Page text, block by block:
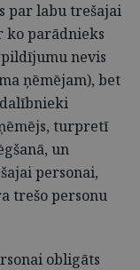
par labu trešajai
ko parādnieks
nevis
ņēmējam), bet
turpretī
un
personai,
trešo personu
obligāts